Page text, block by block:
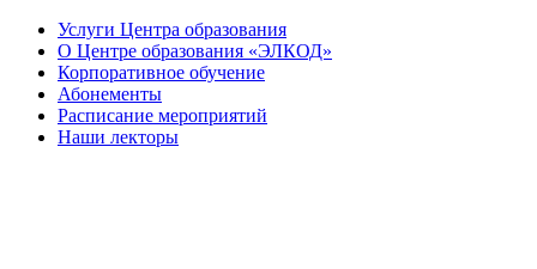
Услуги Центра образования
О Центре образования «ЭЛКОД»
Корпоративное обучение
Абонементы
Расписание мероприятий
Наши лекторы